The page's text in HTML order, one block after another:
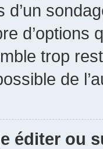
d’un
d’options
trop
de
éditer ou